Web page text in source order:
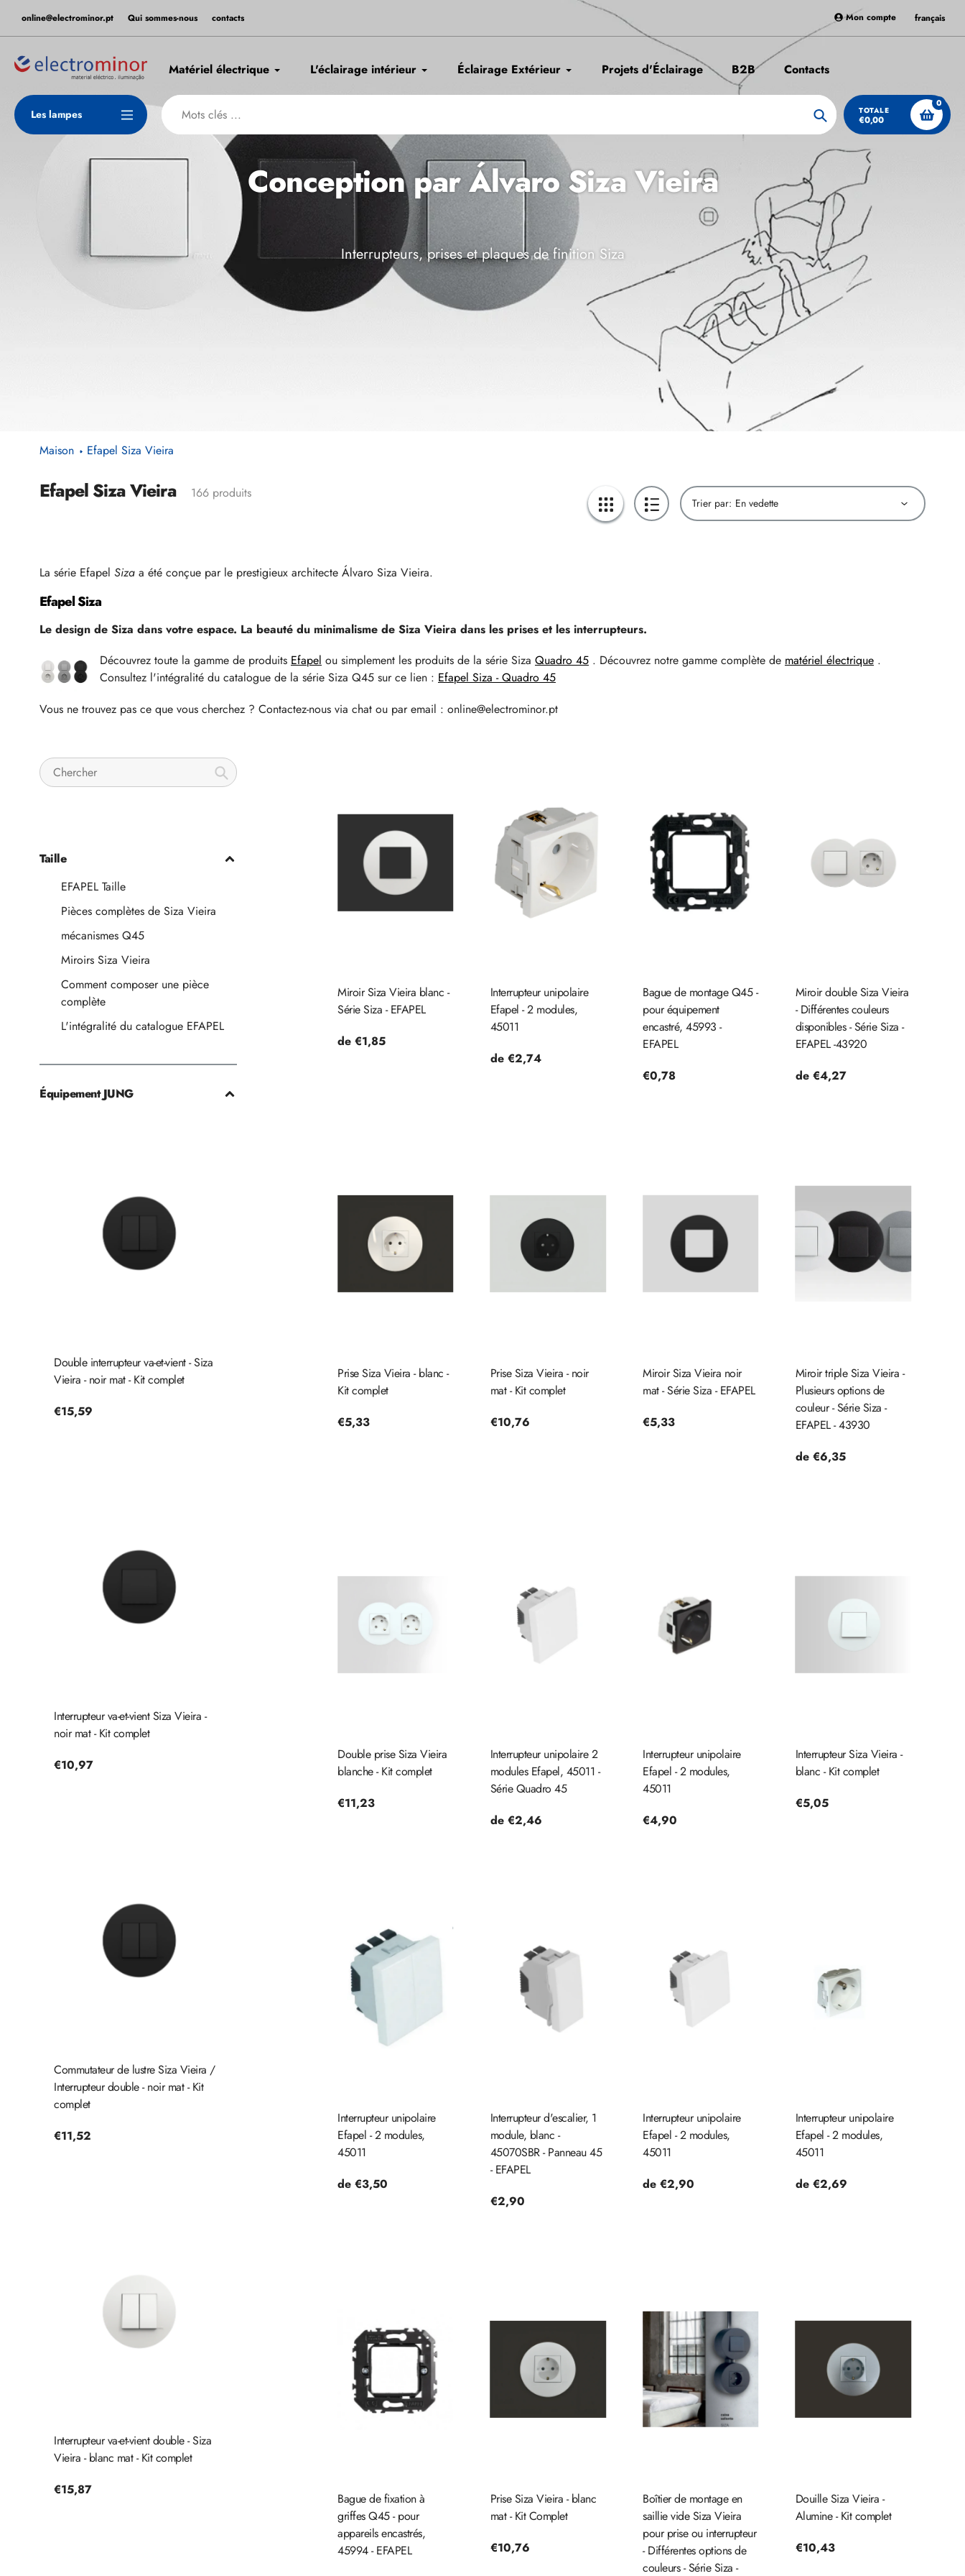
contenu
online@electrominor.pt Qui sommes-nous contacts Mon compte français
Matériel électrique L'éclairage intérieur Éclairage Extérieur Projets d'Éclairage B2B Contacts
Les lampes
Chercher
TOTALE
€0,00
0
Conception par Álvaro Siza Vieira
Interrupteurs, prises et plaques de finition Siza
Maison Efapel Siza Vieira
Le
Efapel Siza Vieira 166 produits
Trier par:
La série Efapel Siza a été conçue par le prestigieux architecte Álvaro Siza Vieira.
Efapel Siza
Le design de Siza dans votre espace. La beauté du minimalisme de Siza Vieira dans les prises et les interrupteurs.
Découvrez toute la gamme de produits Efapel ou simplement les produits de la série Siza Quadro 45 . Découvrez notre gamme complète de matériel électrique .
Consultez l'intégralité du catalogue de la série Siza Q45 sur ce lien : Efapel Siza - Quadro 45
Vous ne trouvez pas ce que vous cherchez ? Contactez-nous via chat ou par email : online@electrominor.pt
Chercher
Taille
EFAPEL Taille
Pièces complètes de Siza Vieira
mécanismes Q45
Miroirs Siza Vieira
Comment composer une pièce
complète
L'intégralité du catalogue EFAPEL
Équipement JUNG
Double interrupteur va-et-vient - Siza
Vieira - noir mat - Kit complet
Prix
€15,59
Interrupteur va-et-vient Siza Vieira -
noir mat - Kit complet
Prix
€10,97
Commutateur de lustre Siza Vieira /
Interrupteur double - noir mat - Kit
complet
Prix
€11,52
Interrupteur va-et-vient double - Siza
Vieira - blanc mat - Kit complet
Prix
€15,87
Miroir Siza Vieira blanc -
Série Siza - EFAPEL
Prix
de €1,85
Interrupteur unipolaire
Efapel - 2 modules,
45011
Prix
de €2,74
Bague de montage Q45 -
pour équipement
encastré, 45993 -
EFAPEL
Prix
€0,78
Miroir double Siza Vieira
- Différentes couleurs
disponibles - Série Siza -
EFAPEL -43920
Prix
de €4,27
Prise Siza Vieira - blanc -
Kit complet
Prix
€5,33
Prise Siza Vieira - noir
mat - Kit complet
Prix
€10,76
Miroir Siza Vieira noir
mat - Série Siza - EFAPEL
Prix
€5,33
Miroir triple Siza Vieira -
Plusieurs options de
couleur - Série Siza -
EFAPEL - 43930
Prix
de €6,35
Double prise Siza Vieira
blanche - Kit complet
Prix
€11,23
Interrupteur unipolaire 2
modules Efapel, 45011 -
Série Quadro 45
Prix
de €2,46
Interrupteur unipolaire
Efapel - 2 modules,
45011
Prix
€4,90
Interrupteur Siza Vieira -
blanc - Kit complet
Prix
€5,05
Interrupteur unipolaire
Efapel - 2 modules,
45011
Prix
de €3,50
Interrupteur d'escalier, 1
module, blanc -
45070SBR - Panneau 45
- EFAPEL
Prix
€2,90
Interrupteur unipolaire
Efapel - 2 modules,
45011
Prix
de €2,90
Interrupteur unipolaire
Efapel - 2 modules,
45011
Prix
de €2,69
Bague de fixation à
griffes Q45 - pour
appareils encastrés,
45994 - EFAPEL
Prise Siza Vieira - blanc
mat - Kit Complet
Prix
€10,76
Boîtier de montage en
saillie vide Siza Vieira
pour prise ou interrupteur
- Différentes options de
couleurs - Série Siza -
Douille Siza Vieira -
Alumine - Kit complet
Prix
€10,43